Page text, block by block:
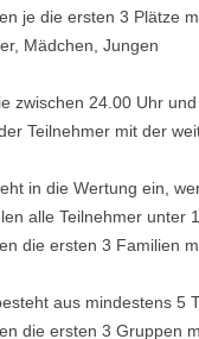
je die ersten 3 Plätze
Mädchen, Jungen
zwischen 24.00 Uhr
Teilnehmer mit der
in die Wertung ein,
alle Teilnehmer unter
die ersten 3 Familien
aus mindestens 5
die ersten 3 Gruppen